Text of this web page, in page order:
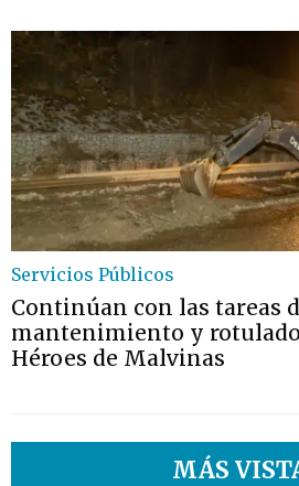
Servicios Públicos
Continúan con las tareas
mantenimiento y
Héroes de Malvinas
MÁS